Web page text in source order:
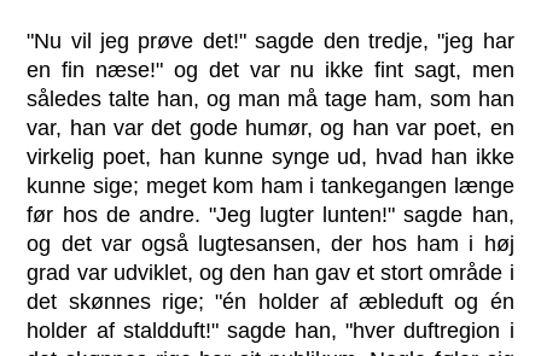
"Nu vil jeg prøve det!" sagde den tredje, "jeg har
en fin næse!" og det var nu ikke fint sagt, men
således talte han, og man må tage ham, som han
var, han var det gode humør, og han var poet, en
virkelig poet, han kunne synge ud, hvad han ikke
kunne sige; meget kom ham i tankegangen længe
før hos de andre. "Jeg lugter lunten!" sagde han,
og det var også lugtesansen, der hos ham i høj
grad var udviklet, og den han gav et stort område i
det skønnes rige; "én holder af æbleduft og én
holder af staldduft!" sagde han, "hver duftregion i